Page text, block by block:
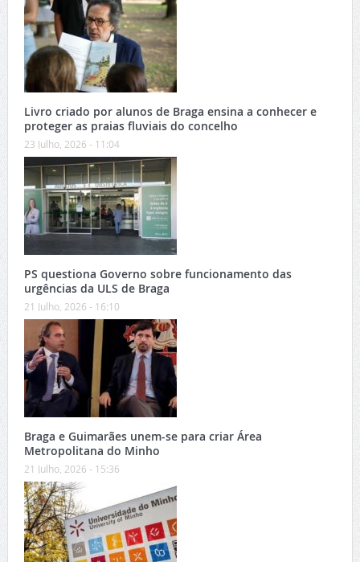
Livro criado por alunos de Braga ensina a conhecer e
proteger as praias fluviais do concelho
23 Julho, 2026 - 11:04
PS questiona Governo sobre funcionamento das
urgências da ULS de Braga
21 Julho, 2026 - 16:10
Braga e Guimarães unem-se para criar Área
Metropolitana do Minho
21 Julho, 2026 - 15:36